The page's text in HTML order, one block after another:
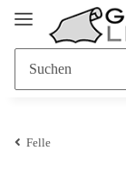
Felle